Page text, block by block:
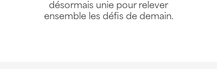
désormais unie pour relever
ensemble les défis de demain.